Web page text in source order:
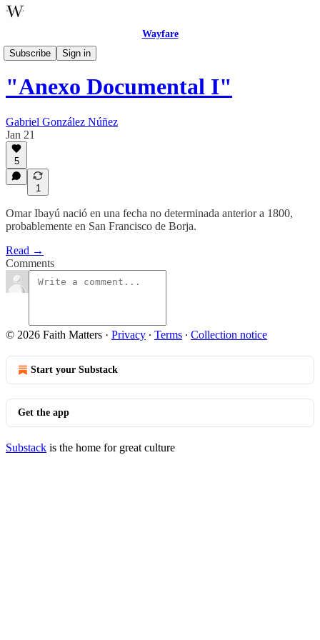
Wayfare
Subscribe
Sign in
Celebrations
"Anexo Documental I"
Gabriel González Núñez
Jan 21
5
1
Omar Ibayú nació en una fecha no determinada anterior a 1800,
probablemente en San Francisco de Borja.
Read →
Comments
© 2026 Faith Matters · Privacy ∙ Terms ∙ Collection notice
Start your Substack
Get the app
Substack is the home for great culture